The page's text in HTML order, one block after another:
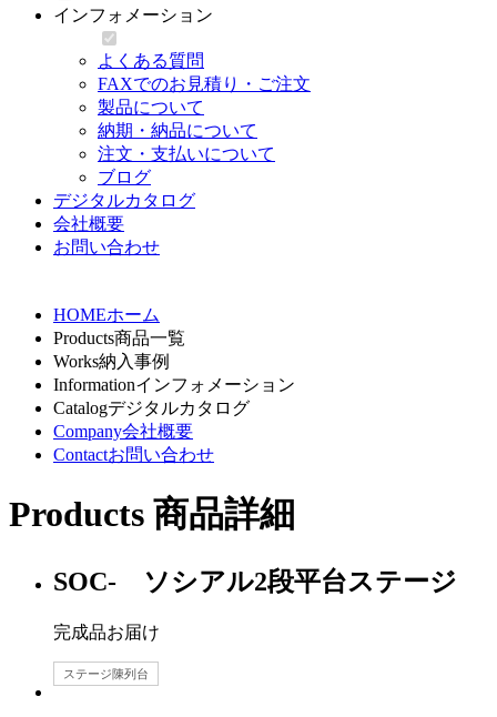
インフォメーション
よくある質問
FAXでのお見積り・ご注文
製品について
納期・納品について
注文・支払いについて
ブログ
デジタルカタログ
会社概要
お問い合わせ
HOMEホーム
Products商品一覧
Works納入事例
Informationインフォメーション
Catalogデジタルカタログ
Company会社概要
Contactお問い合わせ
Products 商品詳細
SOC- ソシアル2段平台ステージ
完成品お届け
ステージ陳列台